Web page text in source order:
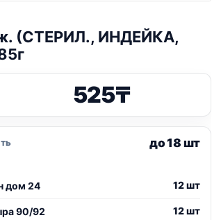
(СТЕРИЛ., ИНДЕЙКА,
525₸
до 18 шт
дом 24 12 шт
90/92 12 шт